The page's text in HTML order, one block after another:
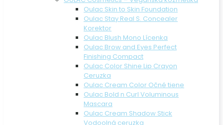
Oulac Skin to Skin Foundation
Oulac Stay Real S. Concealer
Korektor
Oulac Blush Mono Lícenka
Oulac Brow and Eyes Perfect
Finishing Compact
Oulac Color Shine Lip Crayon
Ceruzka
Oulac Cream Color Očné tiene
Oulac Bold n Curl Voluminous
Mascara
Oulac Cream Shadow Stick
Vodoolná ceruzka